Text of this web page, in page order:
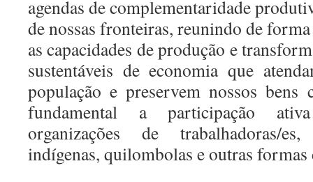
agendas de complementaridade
de nossas fronteiras, reunindo de
as capacidades de produção e
sustentáveis de economia que
população e preservem nossos
fundamental a participação
organizações de trabalhadoras/
indígenas, quilombolas e outras formas